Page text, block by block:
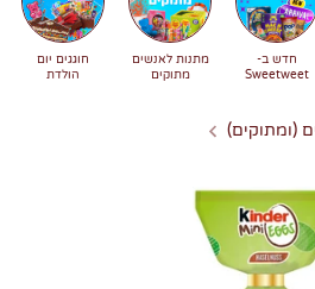
חדש ב-
Sweetweet
מתנות לאנשים
מתוקים
חוגגים יום
הולדת
(ומתוקים)